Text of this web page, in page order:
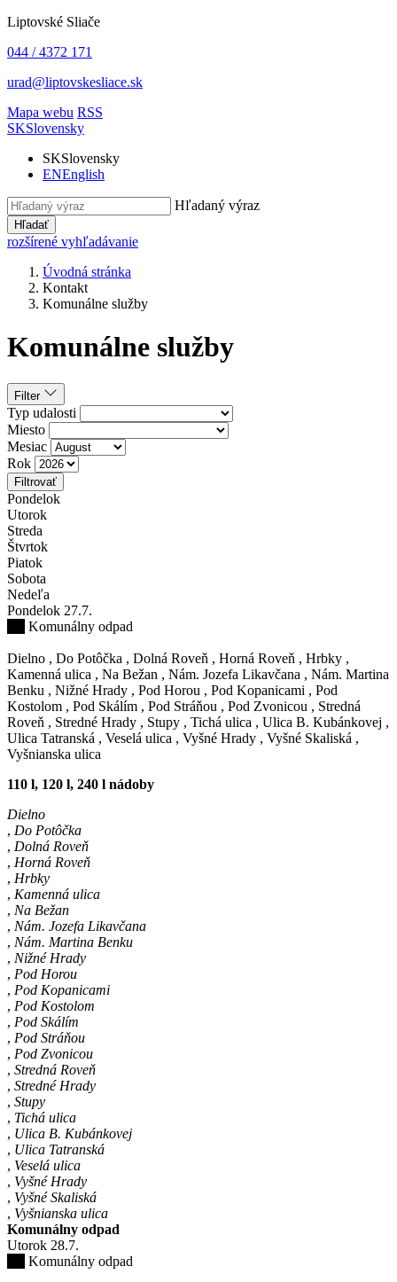
Liptovské Sliače
044 / 4372 171
urad@liptovskesliace.sk
Mapa webu RSS
SKSlovensky
SKSlovensky
ENEnglish
Hľadaný výraz
Hľadať
rozšírené vyhľadávanie
Úvodná stránka
Kontakt
Komunálne služby
Komunálne služby
Filter
Typ udalosti
Miesto
Mesiac
Rok
Filtrovať
Pondelok
Utorok
Streda
Štvrtok
Piatok
Sobota
Nedeľa
Pondelok 27.7.
Komunálny odpad
Dielno , Do Potôčka , Dolná Roveň , Horná Roveň , Hrbky ,
Kamenná ulica , Na Bežan , Nám. Jozefa Likavčana , Nám. Martina
Benku , Nižné Hrady , Pod Horou , Pod Kopanicami , Pod
Kostolom , Pod Skálím , Pod Stráňou , Pod Zvonicou , Stredná
Roveň , Stredné Hrady , Stupy , Tichá ulica , Ulica B. Kubánkovej ,
Ulica Tatranská , Veselá ulica , Vyšné Hrady , Vyšné Skaliská ,
Vyšnianska ulica
110 l, 120 l, 240 l nádoby
Dielno
, Do Potôčka
, Dolná Roveň
, Horná Roveň
, Hrbky
, Kamenná ulica
, Na Bežan
, Nám. Jozefa Likavčana
, Nám. Martina Benku
, Nižné Hrady
, Pod Horou
, Pod Kopanicami
, Pod Kostolom
, Pod Skálím
, Pod Stráňou
, Pod Zvonicou
, Stredná Roveň
, Stredné Hrady
, Stupy
, Tichá ulica
, Ulica B. Kubánkovej
, Ulica Tatranská
, Veselá ulica
, Vyšné Hrady
, Vyšné Skaliská
, Vyšnianska ulica
Komunálny odpad
Utorok 28.7.
Komunálny odpad